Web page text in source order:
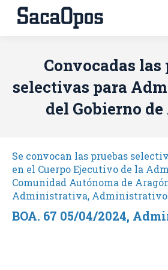
Convocadas las
selectivas para
del Gobierno
Se convocan las pruebas
en el Cuerpo Ejecutivo de la
Comunidad Autónoma de
Administrativa,
BOA. 67 05/04/2024,